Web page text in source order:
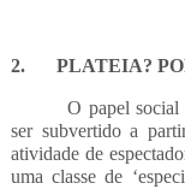
2. PLATEIA?
O papel social
ser subvertido a
atividade de
uma classe de